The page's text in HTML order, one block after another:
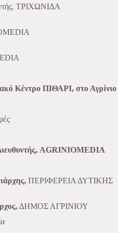
ΤΡΙΧΩΝΙΔΑ
Κέντρο ΠΙΘΑΡΙ, στο Αγρίνιο
AGRINIOMEDIA
ΠΕΡΙΦΕΡΕΙΑ ΔΥΤΙΚΗΣ
ΔΗΜΟΣ ΑΓΡΙΝΙΟΥ